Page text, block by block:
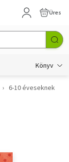
Üres
Könyv
6-10 éveseknek